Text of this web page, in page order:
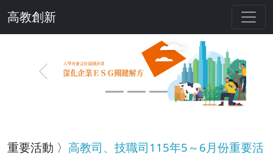
高教創新
Previous Next
重要活動 〉 高教司、技職司115年5～6月份重要活